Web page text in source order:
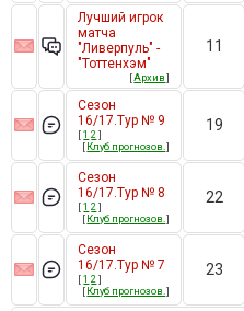
Лучший игрок
матча
"Ливерпуль" -
"Тоттенхэм"
[Архив ]
11
Сезон
16/17.Тур № 9
[1 2 ]
[Клуб прогнозов. ]
19
Сезон
16/17.Тур № 8
[1 2 ]
[Клуб прогнозов. ]
22
Сезон
16/17.Тур № 7
[1 2 ]
[Клуб прогнозов. ]
23